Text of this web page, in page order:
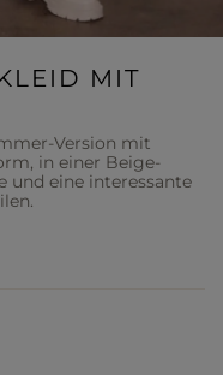
MIT
Version mit
in einer Beige-
und eine interessante